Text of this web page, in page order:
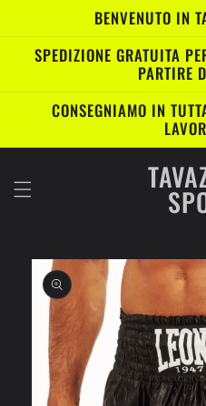
direttamenteBENVENUTO IN
SPEDIZIONE GRATUITA
PARTIRE
CONSEGNIAMO IN
Passa alle
informazioni
sul prodotto